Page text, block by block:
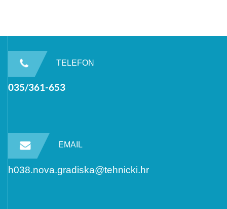
TELEFON
035/361-653
EMAIL
h038.nova.gradiska@tehnicki.hr